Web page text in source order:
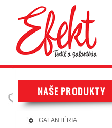
GALANTÉRIA